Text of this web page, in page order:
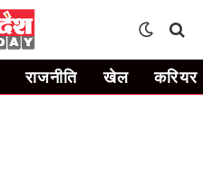
राजनीति खेल करियर